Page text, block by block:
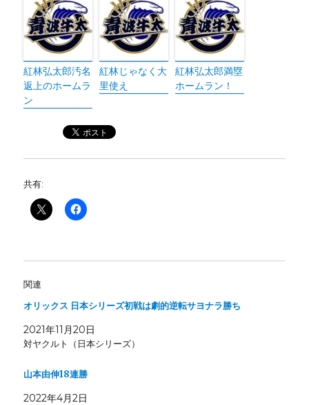
紅林弘太郎汚名
返上のホームラ
ン
紅林じゃなく大
里使え
紅林弘太郎満塁
ホームラン！
共有:
関連
オリックス 日本シリーズ初戦は劇的逆転サヨナラ勝ち
2021年11月20日
対ヤクルト（日本シリーズ）
山本由伸18連勝
2022年4月2日